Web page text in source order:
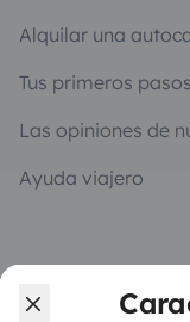
Alquilar una
Tus primeros
Las opiniones de
Ayuda viajero
PROPIETARIOS